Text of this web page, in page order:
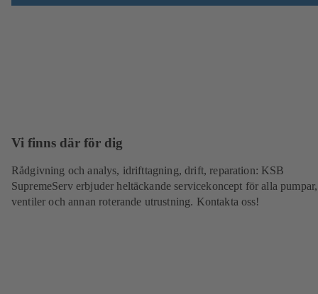
Vi finns där för dig
Rådgivning och analys, idrifttagning, drift, reparation: KSB
SupremeServ erbjuder heltäckande servicekoncept för alla pumpar,
ventiler och annan roterande utrustning. Kontakta oss!